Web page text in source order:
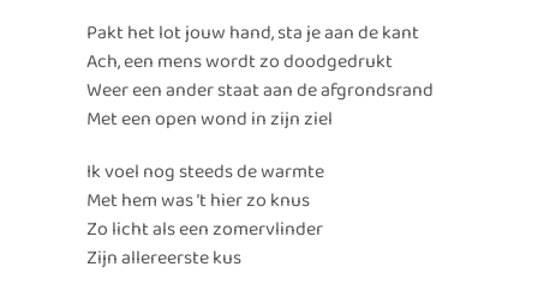
Pakt het lot jouw hand, sta je aan de kant
Ach, een mens wordt zo doodgedrukt
Weer een ander staat aan de afgrondsrand
Met een open wond in zijn ziel
Ik voel nog steeds de warmte
Met hem was ’t hier zo knus
Zo licht als een zomervlinder
Zijn allereerste kus